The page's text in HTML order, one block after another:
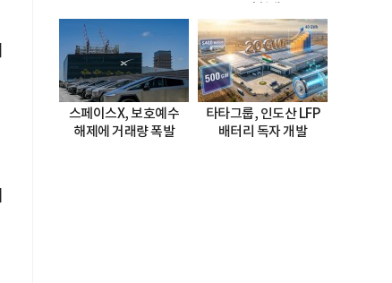
스페이스X, 보호예수
해제에 거래량 폭발
타타그룹, 인도산 LFP
배터리 독자 개발